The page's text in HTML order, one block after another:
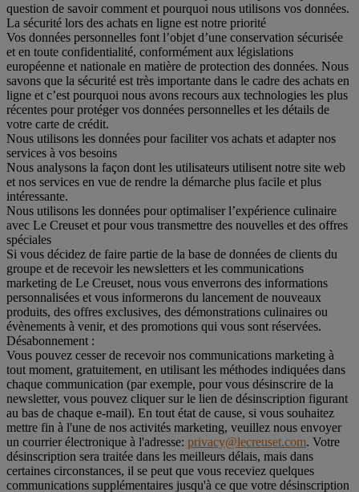
question de savoir comment et pourquoi nous utilisons vos données.
La sécurité lors des achats en ligne est notre priorité
Vos données personnelles font l’objet d’une conservation sécurisée
et en toute confidentialité, conformément aux législations
européenne et nationale en matière de protection des données. Nous
savons que la sécurité est très importante dans le cadre des achats en
ligne et c’est pourquoi nous avons recours aux technologies les plus
récentes pour protéger vos données personnelles et les détails de
votre carte de crédit.
Nous utilisons les données pour faciliter vos achats et adapter nos
services à vos besoins
Nous analysons la façon dont les utilisateurs utilisent notre site web
et nos services en vue de rendre la démarche plus facile et plus
intéressante.
Nous utilisons les données pour optimaliser l’expérience culinaire
avec Le Creuset et pour vous transmettre des nouvelles et des offres
spéciales
Si vous décidez de faire partie de la base de données de clients du
groupe et de recevoir les newsletters et les communications
marketing de Le Creuset, nous vous enverrons des informations
personnalisées et vous informerons du lancement de nouveaux
produits, des offres exclusives, des démonstrations culinaires ou
évènements à venir, et des promotions qui vous sont réservées.
Désabonnement :
Vous pouvez cesser de recevoir nos communications marketing à
tout moment, gratuitement, en utilisant les méthodes indiquées dans
chaque communication (par exemple, pour vous désinscrire de la
newsletter, vous pouvez cliquer sur le lien de désinscription figurant
au bas de chaque e-mail). En tout état de cause, si vous souhaitez
mettre fin à l'une de nos activités marketing, veuillez nous envoyer
un courrier électronique à l'adresse: privacy@lecreuset.com. Votre
désinscription sera traitée dans les meilleurs délais, mais dans
certaines circonstances, il se peut que vous receviez quelques
communications supplémentaires jusqu'à ce que votre désinscription